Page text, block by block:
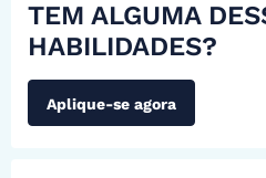
TEM ALGUMA
HABILIDADES?
Aplique-se agora